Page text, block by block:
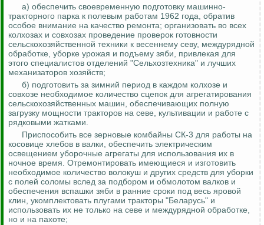
а) обеспечить своевременную подготовку машинно-
тракторного парка к полевым работам 1962 года, обратив
особое внимание на качество ремонта; организовать во всех
колхозах и совхозах проведение проверок готовности
сельскохозяйственной техники к весеннему севу, междурядной
обработке, уборке урожая и подъему зяби, привлекая для
этого специалистов отделений "Сельхозтехника" и лучших
механизаторов хозяйств;
б) подготовить за зимний период в каждом колхозе и
совхозе необходимое количество сцепок для агрегатирования
сельскохозяйственных машин, обеспечивающих полную
загрузку мощности тракторов на севе, культивации и работе с
рядковыми жатками.
Приспособить все зерновые комбайны СК-3 для работы на
косовице хлебов в валки, обеспечить электрическим
освещением уборочные агрегаты для использования их в
ночное время. Отремонтировать имеющиеся и изготовить
необходимое количество волокуш и других средств для уборки
с полей соломы вслед за подбором и обмолотом валков и
обеспечения вспашки зяби в ранние сроки под весь яровой
клин, укомплектовать плугами тракторы "Беларусь" и
использовать их не только на севе и междурядной обработке,
но и на пахоте;